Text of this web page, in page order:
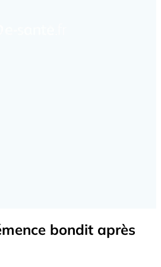
bondit après